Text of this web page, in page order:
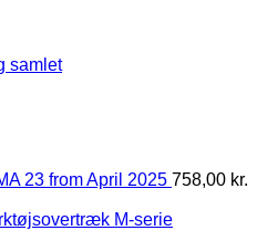
samlet
23 from April 2025 758,00 kr.
M-serie